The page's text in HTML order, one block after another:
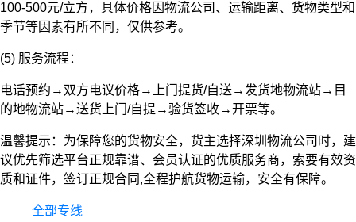
100-500元/立方，具体价格因物流公司、运输距离、货物类型和
季节等因素有所不同，仅供参考。
(5) 服务流程：
电话预约→双方电议价格→上门提货/自送→发货地物流站→目
的地物流站→送货上门/自提→验货签收→开票等。
温馨提示：为保障您的货物安全，货主选择深圳物流公司时，建
议优先筛选平台正规靠谱、会员认证的优质服务商，索要有效资
质和证件，签订正规合同,全程护航货物运输，安全有保障。
全部专线